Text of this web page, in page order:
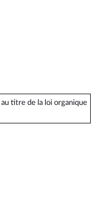
titre de la loi organique